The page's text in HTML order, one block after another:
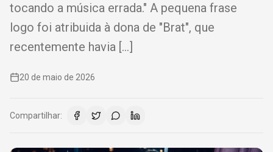
tocando a música errada." A pequena frase
logo foi atribuida à dona de "Brat", que
recentemente havia […]
20 de maio de 2026
Compartilhar: